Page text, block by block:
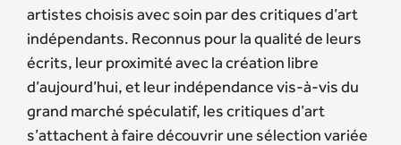
artistes choisis avec soin par des critiques d’art
indépendants. Reconnus pour la qualité de leurs
écrits, leur proximité avec la création libre
d’aujourd’hui, et leur indépendance vis-à-vis du
grand marché spéculatif, les critiques d’art
s’attachent à faire découvrir une sélection variée